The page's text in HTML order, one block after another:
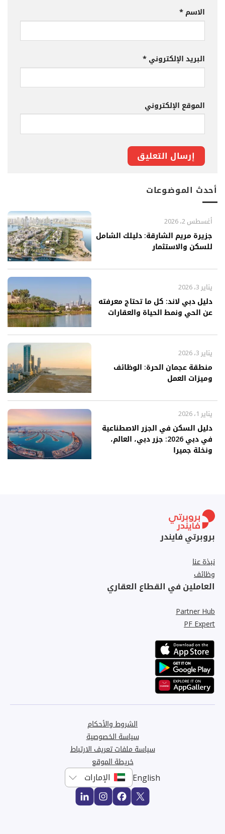
الاسم*
البريد الإلكتروني*
الموقع الإلكتروني
أحدث الموضوعات
جزيرة مريم الشارقة: دليلك الشامل
للسكن والاستثمار
أغسطس 2، 2026
دليل دبي لاند: كل ما تحتاج معرفته
عن الحي ونمط الحياة والعقارات
يناير 3، 2026
منطقة عجمان الحرة: الوظائف
وميزات العمل
يناير 3، 2026
دليل السكن في الجزر الاصطناعية
في دبي 2026: جزر دبي، العالم،
ونخلة جميرا
يناير 1، 2026
بروبرتي فايندر
نبذة عنا
وظائف
العاملين في القطاع العقاري
Partner Hub
PF Expert
الشروط والأحكام
سياسة الخصوصية
سياسة ملفات تعريف الارتباط
خريطة الموقع
English